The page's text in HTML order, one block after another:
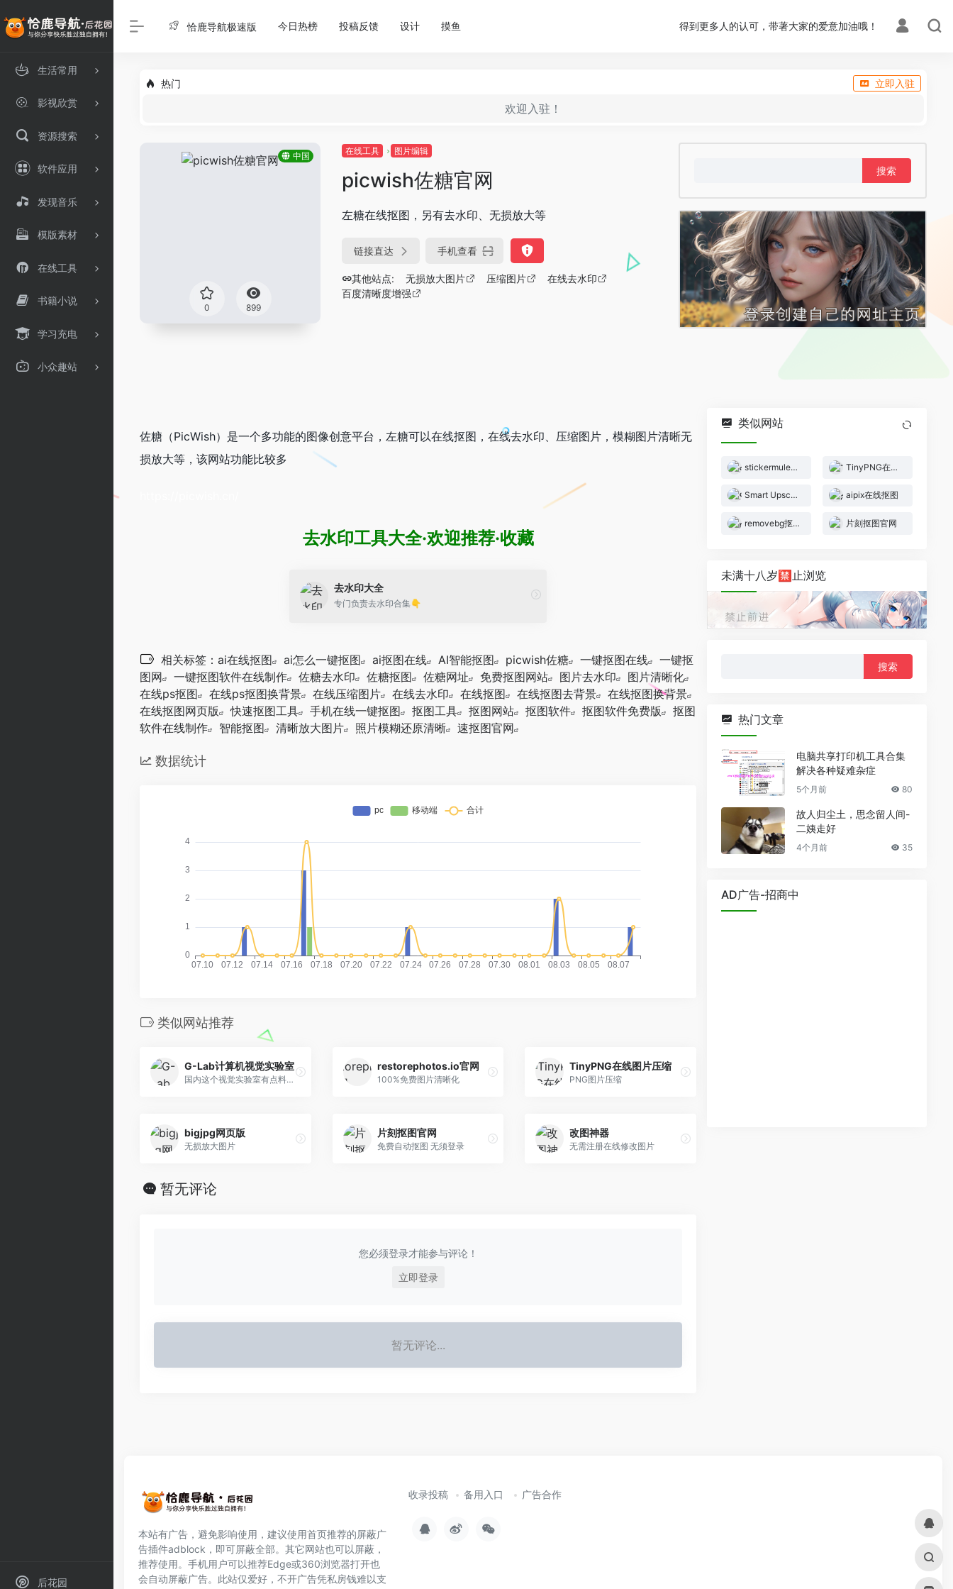
生活常用
影视欣赏
资源搜索
软件应用
发现音乐
模版素材
在线工具
书籍小说
学习充电
小众趣站
后花园
恰鹿导航极速版 今日热榜 投稿反馈 设计 摸鱼 得到更多人的认可，带著大家的爱意加油哦！
热门 立即入驻
欢迎入驻！
中国
0 899
在线工具 图片编辑
picwish佐糖官网
左糖在线抠图，另有去水印、无损放大等
链接直达 手机查看
其他站点: 无损放大图片 压缩图片
在线去水印
百度清晰度增强
佐糖（PicWish）是一个多功能的图像创意平台，左糖可以在线抠图，在线去水印、压缩图片，模糊图片清晰无
损放大等，该网站功能比较多
去水印工具大全·欢迎推荐·收藏
去水印大全
专门负责去水印合集👇
相关标签： ai在线抠图 ai怎么一键抠图 ai抠图在线 AI智能抠图 picwish佐糖 一键抠图在线
一键抠
图网
一键抠图软件在线制作 佐糖去水印 佐糖抠图 佐糖网址 免费抠图网站 图片去水印
图片清晰化
在线ps抠图
在线ps抠图换背景 在线压缩图片 在线去水印 在线抠图 在线抠图去背景
在线抠图换背景
在线抠图网页版
快速抠图工具 手机在线一键抠图 抠图工具 抠图网站 抠图软件 抠图软件免费版
抠图
软件在线制作
智能抠图 清晰放大图片 照片模糊还原清晰 速抠图官网
数据统计
类似网站推荐
G-Lab计算机视觉实验室
国内这个视觉实验室有点料，很…
restorephotos.io官网
100%免费图片清晰化
TinyPNG在线图片压缩
PNG图片压缩
bigjpg网页版
无损放大图片
片刻抠图官网
免费自动抠图 无须登录
改图神器
无需注册在线修改图片
暂无评论
您必须登录才能参与评论！
立即登录
暂无评论...
类似网站
stickermule抠图 TinyPNG在线图片压缩
Smart Upscaler官网 aipix在线抠图
removebg抠图官网 片刻抠图官网
未满十八岁🈲止浏览
热门文章
电脑共享打印机工具合集
解决各种疑难杂症
5个月前 80
故人归尘土，思念留人间-
二姨走好
4个月前 35
AD广告-招商中
本站有广告，避免影响使用，建议使用首页推荐的屏蔽广
告插件adblock ，即可屏蔽全部。其它网站也可以屏蔽，
推荐使用。手机用户可以推荐Edge或360浏览器打开也
会自动屏蔽广告。此站仅爱好，不开广告凭私房钱难以支
收录投稿 备用入口 广告合作